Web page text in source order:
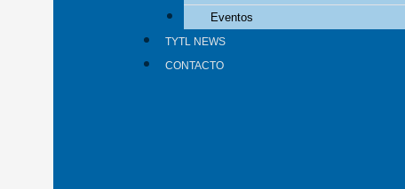
Eventos
TYTL NEWS
CONTACTO